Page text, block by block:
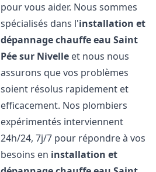
pour vous aider. Nous sommes
spécialisés dans l'installation et
dépannage chauffe eau Saint
Pée sur Nivelle et nous nous
assurons que vos problèmes
soient résolus rapidement et
efficacement. Nos plombiers
expérimentés interviennent
24h/24, 7j/7 pour répondre à vos
besoins en installation et